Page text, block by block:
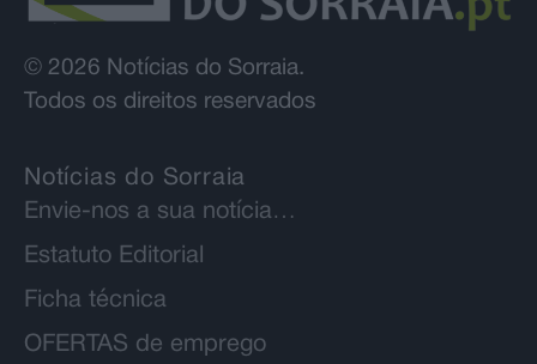
© 2026 Notícias do Sorraia.
Todos os direitos reservados
Notícias do Sorraia
Envie-nos a sua notícia…
Estatuto Editorial
Ficha técnica
OFERTAS de emprego